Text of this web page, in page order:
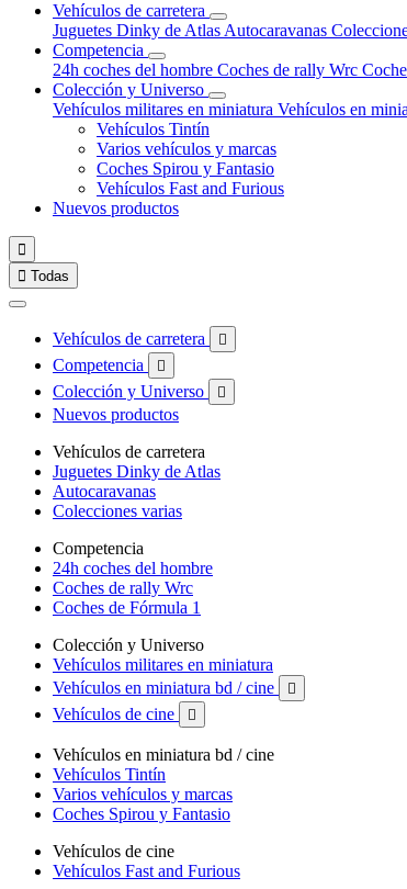
Vehículos de carretera
Juguetes Dinky de Atlas Autocaravanas
Competencia
24h coches del hombre Coches de rally Wrc
Colección y Universo
Vehículos militares en miniatura Vehículos en
Vehículos Tintín
Varios vehículos y marcas
Coches Spirou y Fantasio
Vehículos Fast and Furious
Nuevos productos

 Todas
Vehículos de carretera 
Competencia 
Colección y Universo 
Nuevos productos
Vehículos de carretera
Juguetes Dinky de Atlas
Autocaravanas
Colecciones varias
Competencia
24h coches del hombre
Coches de rally Wrc
Coches de Fórmula 1
Colección y Universo
Vehículos militares en miniatura
Vehículos en miniatura bd / cine

Vehículos de cine 
Vehículos en miniatura bd / cine
Vehículos Tintín
Varios vehículos y marcas
Coches Spirou y Fantasio
Vehículos de cine
Vehículos Fast and Furious